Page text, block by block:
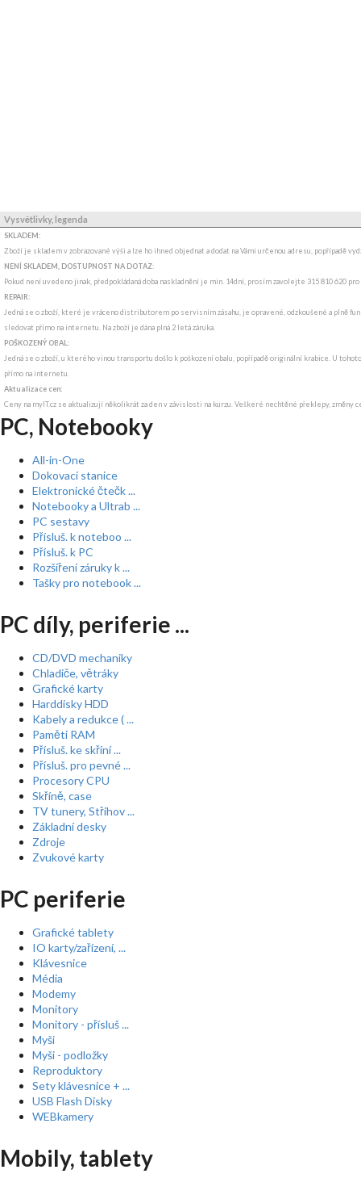
Vysvětlivky, legenda
SKLADEM:
Zboží je skladem v zobrazované výši a lze ho ihned objednat a dodat na Vámi určenou adresu, popřípadě
NENÍ SKLADEM, DOSTUPNOST NA DOTAZ:
Pokud není uvedeno jinak, předpokládaná doba naskladnění je min. 14dní, prosím zavolejte 315 810 620
REPAIR:
Jedná se o zboží, které je vráceno distributorem po servisním zásahu, je opravené, odzkoušené a plně
sledovat přímo na internetu. Na zboží je dána plná 2 letá záruka.
POŠKOZENÝ OBAL:
Jedná se o zboží, u kterého vinou transportu došlo k poškození obalu, popřípadě originální krabice. U
přímo na internetu.
Aktualizace cen:
Ceny na myIT.cz se aktualizují několikrát za den v závislosti na kurzu. Veškeré nechtěné překlepy, změny
PC, Notebooky
All-in-One
Dokovací stanice
Elektronické čtečk ...
Notebooky a Ultrab ...
PC sestavy
Přísluš. k noteboo ...
Přísluš. k PC
Rozšíření záruky k ...
Tašky pro notebook ...
PC díly, periferie ...
CD/DVD mechaniky
Chladiče, větráky
Grafické karty
Harddisky HDD
Kabely a redukce ( ...
Paměti RAM
Přísluš. ke skříní ...
Přísluš. pro pevné ...
Procesory CPU
Skříně, case
TV tunery, Střihov ...
Základní desky
Zdroje
Zvukové karty
PC periferie
Grafické tablety
IO karty/zařízení, ...
Klávesnice
Média
Modemy
Monitory
Monitory - přísluš ...
Myši
Myši - podložky
Reproduktory
Sety klávesnice + ...
USB Flash Disky
WEBkamery
Mobily, tablety